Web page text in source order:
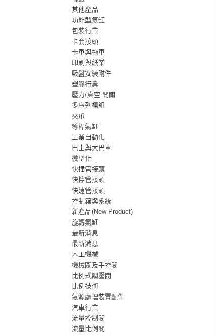
其他產品
功能型氣缸
包裝行業
卡套接頭
卡車與拖車
印刷與紙業
吸盤安裝附件
塑膠行業
壓力/真空 開關
多序列模組
夾爪
導桿氣缸
工業自動化
巴士與大巴車
微型化
快插管接頭
快擰管接頭
快速管接頭
控制箱與系統
新產品(New Product)
旋轉氣缸
最新消息
最新消息
木工機械
機械閥及手控閥
比例式調壓閥
比例技術
氣源處理裝置配件
汽車行業
流量控制閥
流量比例閥